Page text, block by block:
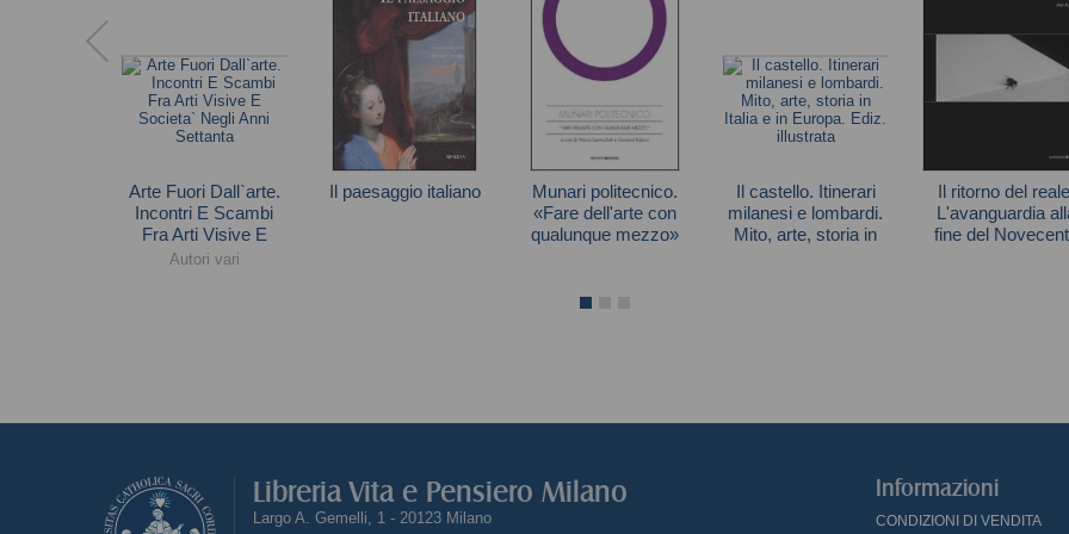
Arte Fuori Dall`arte.
Incontri E Scambi
Fra Arti Visive E
Societa` Negli Anni
Autori vari
Il paesaggio italiano
Munari politecnico.
«Fare dell'arte con
qualunque mezzo»
Il castello. Itinerari
milanesi e lombardi.
Mito, arte, storia in
Il ritorno del
L'avanguardia
fine del
Libreria Vita e Pensiero Milano
Largo A. Gemelli, 1 - 20123 Milano
Informazioni
CONDIZIONI DI VENDITA